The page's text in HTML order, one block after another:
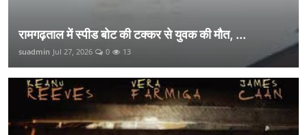
रामगढ़ताल में स्पीड बोट की टक्कर से युवक की मौत, ...
suadmin Jul 27, 2026 0 13